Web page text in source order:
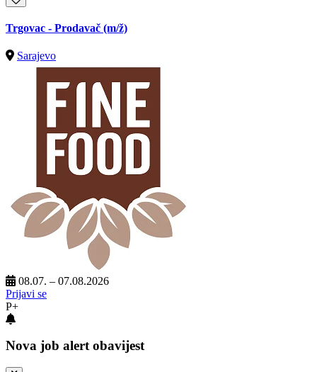
Trgovac - Prodavač (m/ž)
Sarajevo
08.07. – 07.08.2026
Prijavi se
P+
Nova job alert obavijest